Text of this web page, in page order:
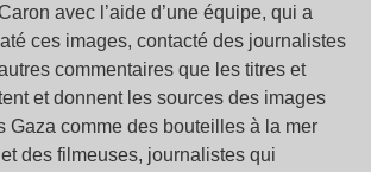
avec l’aide d’une équipe, qui a
ces images, contacté des journalistes
commentaires que les titres et
et donnent les sources des images
Gaza comme des bouteilles à la mer
des filmeuses, journalistes qui